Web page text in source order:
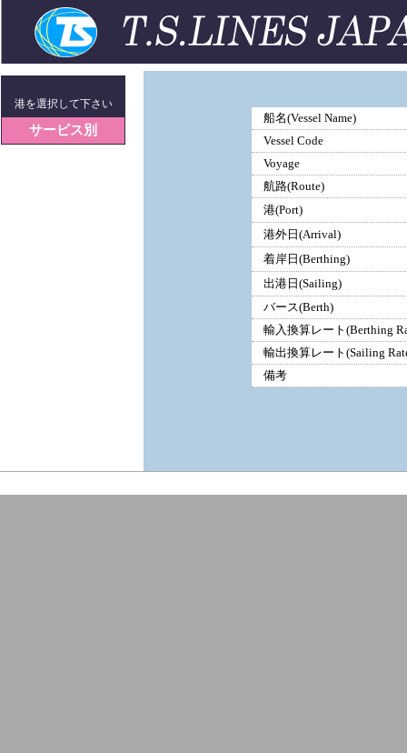
港を選択して下さい
サービス別
船名(Vessel Name)
Vessel Code
Voyage
航路(Route)
港(Port)
港外日(Arrival)
着岸日(Berthing)
出港日(Sailing)
バース(Berth)
輸入換算レート(Berthing
輸出換算レート(Sailing
備考